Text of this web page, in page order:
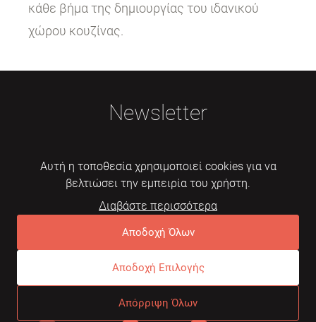
κάθε βήμα της δημιουργίας του ιδανικού
χώρου κουζίνας.
Newsletter
Εγγραφή
Συχνές ερωτήσειςΌροι χρήσης
Αυτή η τοποθεσία χρησιμοποιεί cookies για να
βελτιώσει την εμπειρία του χρήστη.
Διαβάστε περισσότερα
Αποδοχή Όλων
Αποδοχή Επιλογής
Απόρριψη Όλων